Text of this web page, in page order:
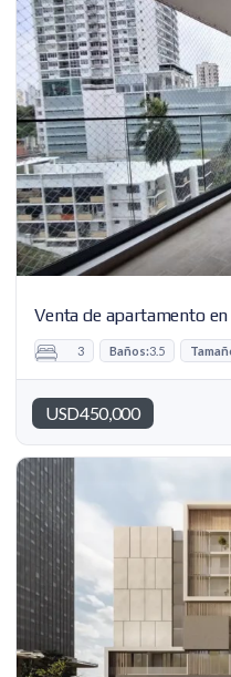
Venta de apartamento
USD450,000
3 Baños:3.5